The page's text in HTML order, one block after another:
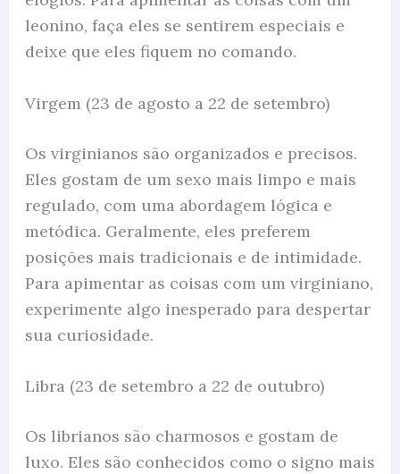
leonino, faça eles se sentirem especiais e
deixe que eles fiquem no comando.
Virgem (23 de agosto a 22 de setembro)
Os virginianos são organizados e precisos.
Eles gostam de um sexo mais limpo e mais
regulado, com uma abordagem lógica e
metódica. Geralmente, eles preferem
posições mais tradicionais e de intimidade.
Para apimentar as coisas com um virginiano,
experimente algo inesperado para despertar
sua curiosidade.
Libra (23 de setembro a 22 de outubro)
Os librianos são charmosos e gostam de
luxo. Eles são conhecidos como o signo mais